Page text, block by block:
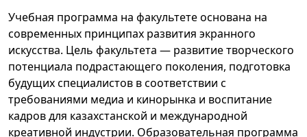
Учебная программа на факультете основана на
современных принципах развития экранного
искусства. Цель факультета — развитие творческого
потенциала подрастающего поколения, подготовка
будущих специалистов в соответствии с
требованиями медиа и кинорынка и воспитание
кадров для казахстанской и международной
креативной индустрии. Образовательная программа